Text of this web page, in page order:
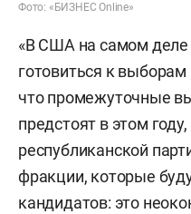
Фото: «БИЗНЕС Online»
«В США на самом деле
готовиться к
что промежуточные
предстоят в этом
республиканской
фракции, которые
кандидатов: это